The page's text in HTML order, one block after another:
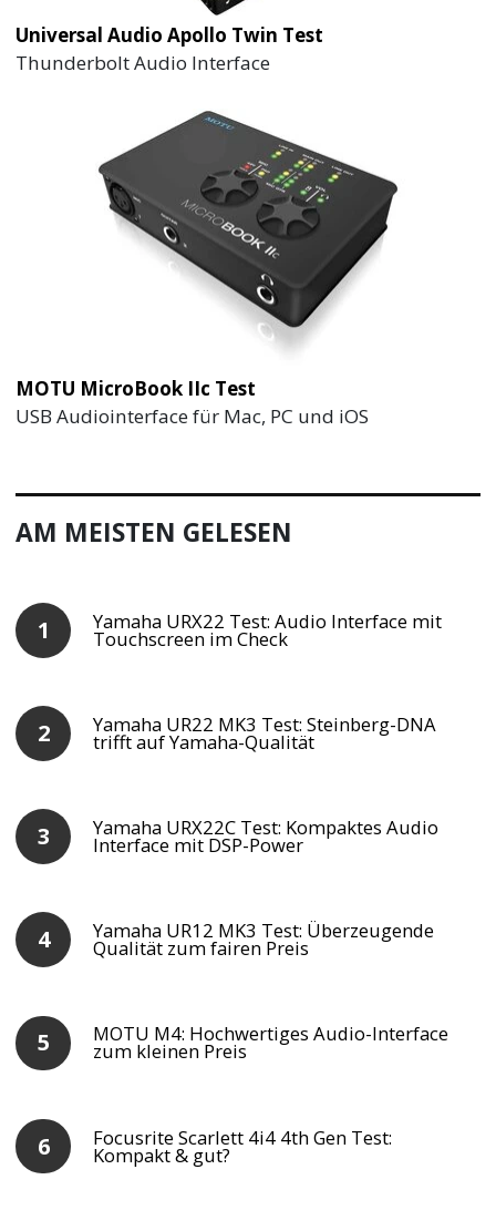
Universal Audio Apollo Twin Test
Thunderbolt Audio Interface
MOTU MicroBook IIc Test
USB Audiointerface für Mac, PC und iOS
AM MEISTEN GELESEN
Yamaha URX22 Test: Audio Interface mit
Touchscreen im Check
Yamaha UR22 MK3 Test: Steinberg-DNA
trifft auf Yamaha-Qualität
Yamaha URX22C Test: Kompaktes Audio
Interface mit DSP-Power
Yamaha UR12 MK3 Test: Überzeugende
Qualität zum fairen Preis
MOTU M4: Hochwertiges Audio-Interface
zum kleinen Preis
Focusrite Scarlett 4i4 4th Gen Test:
Kompakt & gut?